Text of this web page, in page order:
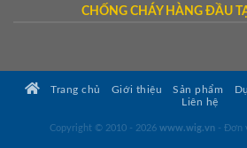
CHỐNG CHÁY HÀNG ĐẦU
Trang chủ Giới thiệu Sản phẩm
Liên hệ
Copyright © 2010 - 2026 www.wig.vn - Đơn